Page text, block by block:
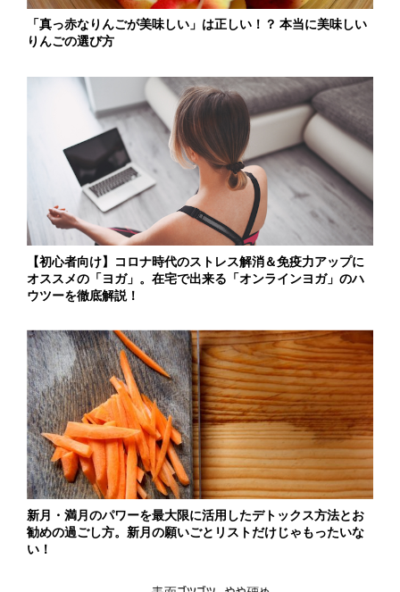
「真っ赤なりんごが美味しい」は正しい！？ 本当に美味しい
りんごの選び方
【初心者向け】コロナ時代のストレス解消＆免疫力アップに
オススメの「ヨガ」。在宅で出来る「オンラインヨガ」のハ
ウツーを徹底解説！
新月・満月のパワーを最大限に活用したデトックス方法とお
勧めの過ごし方。新月の願いごとリストだけじゃもったいな
い！